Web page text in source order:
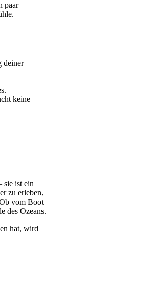
paar
deiner
keine
sie ist ein
zu erleben,
vom Boot
des Ozeans.
hat, wird